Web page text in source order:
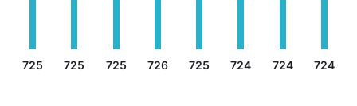
725 725 725 726 725 724 724 724